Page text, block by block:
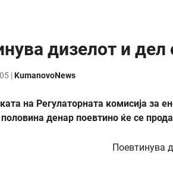
дизелот и дел
|KumanovoNews
на Регулаторната комисија за
денар поевтино ќе се